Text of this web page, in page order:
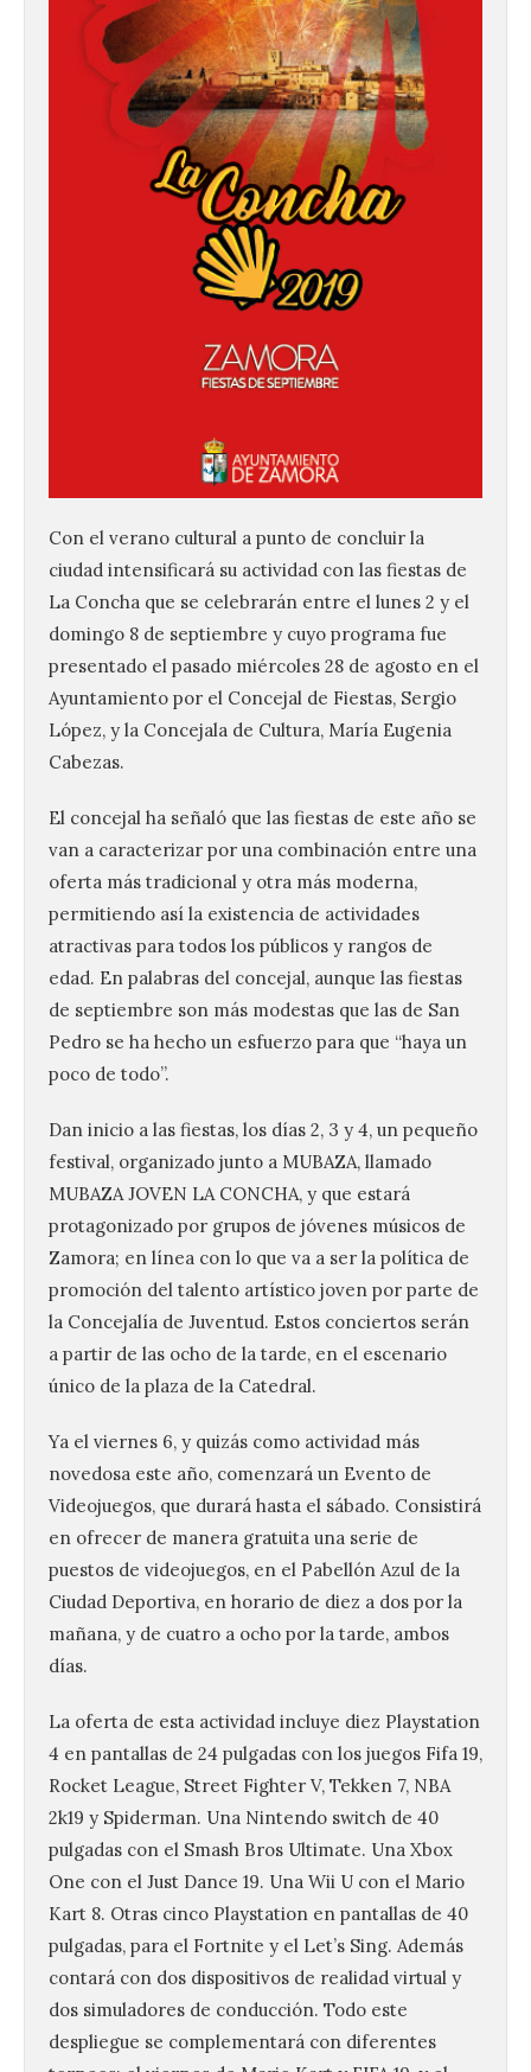
Con el verano cultural a punto de concluir la
ciudad intensificará su actividad con las fiestas de
La Concha que se celebrarán entre el lunes 2 y el
domingo 8 de septiembre y cuyo programa fue
presentado el pasado miércoles 28 de agosto en el
Ayuntamiento por el Concejal de Fiestas, Sergio
López, y la Concejala de Cultura, María Eugenia
Cabezas.
El concejal ha señaló que las fiestas de este año se
van a caracterizar por una combinación entre una
oferta más tradicional y otra más moderna,
permitiendo así la existencia de actividades
atractivas para todos los públicos y rangos de
edad. En palabras del concejal, aunque las fiestas
de septiembre son más modestas que las de San
Pedro se ha hecho un esfuerzo para que “haya un
poco de todo”.
Dan inicio a las fiestas, los días 2, 3 y 4, un pequeño
festival, organizado junto a MUBAZA, llamado
MUBAZA JOVEN LA CONCHA, y que estará
protagonizado por grupos de jóvenes músicos de
Zamora; en línea con lo que va a ser la política de
promoción del talento artístico joven por parte de
la Concejalía de Juventud. Estos conciertos serán
a partir de las ocho de la tarde, en el escenario
único de la plaza de la Catedral.
Ya el viernes 6, y quizás como actividad más
novedosa este año, comenzará un Evento de
Videojuegos, que durará hasta el sábado. Consistirá
en ofrecer de manera gratuita una serie de
puestos de videojuegos, en el Pabellón Azul de la
Ciudad Deportiva, en horario de diez a dos por la
mañana, y de cuatro a ocho por la tarde, ambos
días.
La oferta de esta actividad incluye diez Playstation
4 en pantallas de 24 pulgadas con los juegos Fifa 19,
Rocket League, Street Fighter V, Tekken 7, NBA
2k19 y Spiderman. Una Nintendo switch de 40
pulgadas con el Smash Bros Ultimate. Una Xbox
One con el Just Dance 19. Una Wii U con el Mario
Kart 8. Otras cinco Playstation en pantallas de 40
pulgadas, para el Fortnite y el Let’s Sing. Además
contará con dos dispositivos de realidad virtual y
dos simuladores de conducción. Todo este
despliegue se complementará con diferentes